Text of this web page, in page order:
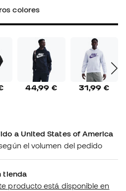
colores
44,99 € 31,99 €
a United States of America
el volumen del pedido
tienda
producto está disponible en